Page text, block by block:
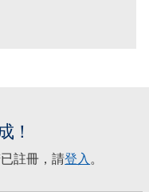
！
註冊，請登入。